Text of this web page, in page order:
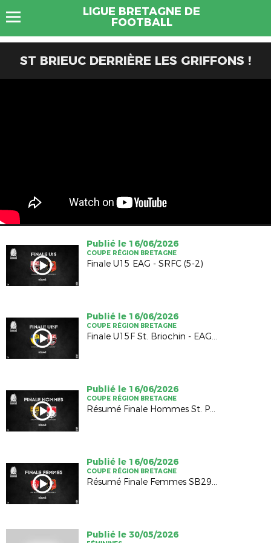
LIGUE BRETAGNE DE
FOOTBALL
ST BRIEUC DERRIÈRE LES GRIFFONS !
Publié le 16/06/2026
COUPE RÉGION BRETAGNE
Finale U15 EAG - SRFC (5-2)
Publié le 16/06/2026
COUPE RÉGION BRETAGNE
Finale U15F St. Briochin - EAG (0-0; 1-4 TAB)
Publié le 16/06/2026
COUPE RÉGION BRETAGNE
Résumé Finale Hommes St. Pontivyen - EA Renan (1-0)
Publié le 16/06/2026
COUPE RÉGION BRETAGNE
Résumé Finale Femmes SB29 - SRFC (0-6)
Publié le 30/05/2026